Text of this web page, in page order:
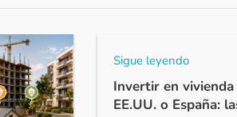
Sigue leyendo
Invertir en
EE.UU. o España: